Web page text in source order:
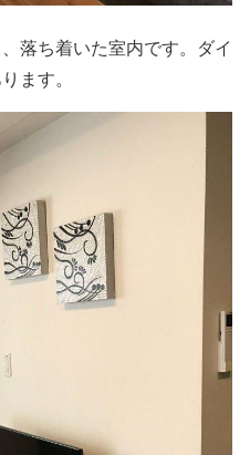
落ち着いた室内です。ダイ
ます。